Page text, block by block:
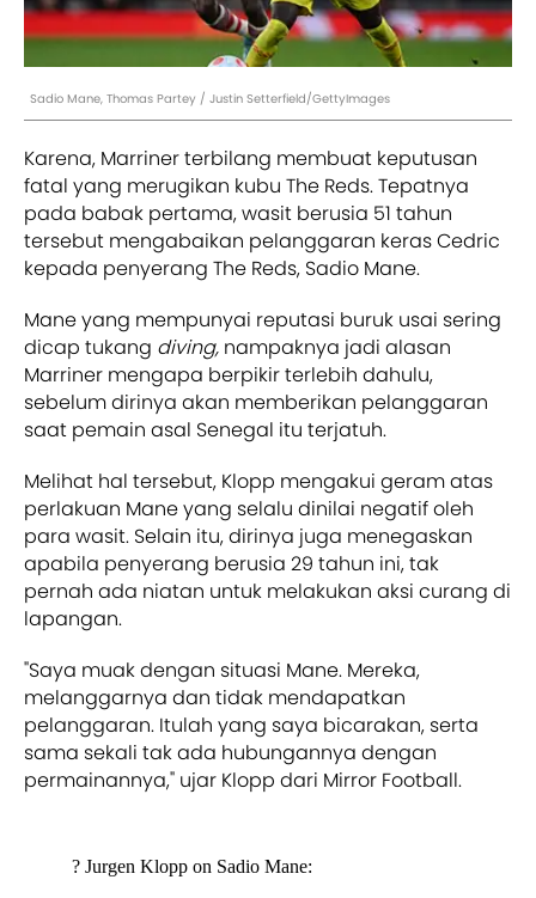
Sadio Mane, Thomas Partey / Justin Setterfield/GettyImages
Karena, Marriner terbilang membuat keputusan
fatal yang merugikan kubu The Reds. Tepatnya
pada babak pertama, wasit berusia 51 tahun
tersebut mengabaikan pelanggaran keras Cedric
kepada penyerang The Reds, Sadio Mane.
Mane yang mempunyai reputasi buruk usai sering
dicap tukang diving, nampaknya jadi alasan
Marriner mengapa berpikir terlebih dahulu,
sebelum dirinya akan memberikan pelanggaran
saat pemain asal Senegal itu terjatuh.
Melihat hal tersebut, Klopp mengakui geram atas
perlakuan Mane yang selalu dinilai negatif oleh
para wasit. Selain itu, dirinya juga menegaskan
apabila penyerang berusia 29 tahun ini, tak
pernah ada niatan untuk melakukan aksi curang di
lapangan.
"Saya muak dengan situasi Mane. Mereka,
melanggarnya dan tidak mendapatkan
pelanggaran. Itulah yang saya bicarakan, serta
sama sekali tak ada hubungannya dengan
permainannya," ujar Klopp dari Mirror Football.
? Jurgen Klopp on Sadio Mane: